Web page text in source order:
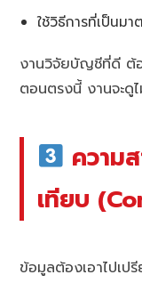
ใช้วิธีการที่เป็นมา
งานวิจัยบัญชีที่ดี ต้
ตอนตรงนี้ งานจะดู
ความ
เทียบ
ข้อมูลต้องเอาไปเป